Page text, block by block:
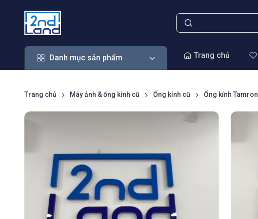
Danh mục sản phẩm
Danh mục sản phẩm Trang chủ
Trang chủ Máy ảnh & ống kính cũ Ống kính cũ Ống kính